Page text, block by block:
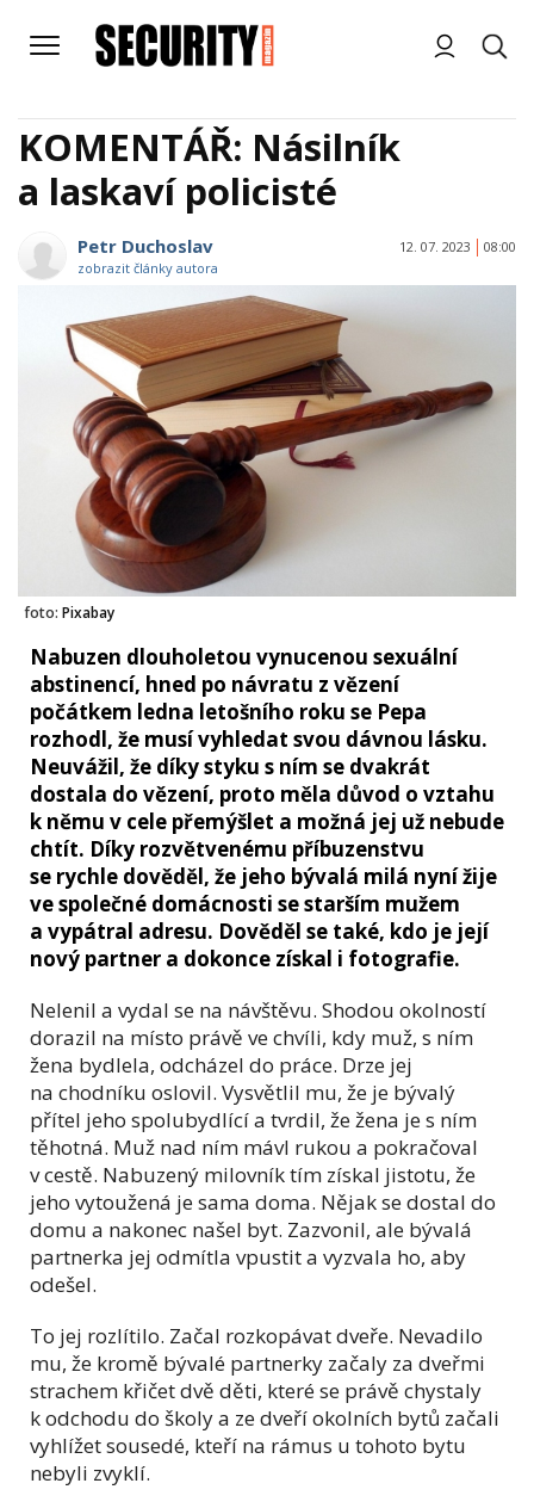
KOMENTÁŘ: Násilník
a laskaví policisté
Petr Duchoslav
zobrazit články autora
12. 07. 2023 08:00
foto: Pixabay
Nabuzen dlouholetou vynucenou sexuální
abstinencí, hned po návratu z vězení
počátkem ledna letošního roku se Pepa
rozhodl, že musí vyhledat svou dávnou lásku.
Neuvážil, že díky styku s ním se dvakrát
dostala do vězení, proto měla důvod o vztahu
k němu v cele přemýšlet a možná jej už nebude
chtít. Díky rozvětvenému příbuzenstvu
se rychle dověděl, že jeho bývalá milá nyní žije
ve společné domácnosti se starším mužem
a vypátral adresu. Dověděl se také, kdo je její
nový partner a dokonce získal i fotografie.
Nelenil a vydal se na návštěvu. Shodou okolností
dorazil na místo právě ve chvíli, kdy muž, s ním
žena bydlela, odcházel do práce. Drze jej
na chodníku oslovil. Vysvětlil mu, že je bývalý
přítel jeho spolubydlící a tvrdil, že žena je s ním
těhotná. Muž nad ním mávl rukou a pokračoval
v cestě. Nabuzený milovník tím získal jistotu, že
jeho vytoužená je sama doma. Nějak se dostal do
domu a nakonec našel byt. Zazvonil, ale bývalá
partnerka jej odmítla vpustit a vyzvala ho, aby
odešel.
To jej rozlítilo. Začal rozkopávat dveře. Nevadilo
mu, že kromě bývalé partnerky začaly za dveřmi
strachem křičet dvě děti, které se právě chystaly
k odchodu do školy a ze dveří okolních bytů začali
vyhlížet sousedé, kteří na rámus u tohoto bytu
nebyli zvyklí.